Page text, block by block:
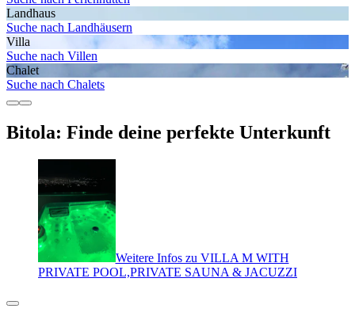
Landhaus
Suche nach Landhäusern
Villa
Suche nach Villen
Chalet
Suche nach Chalets
Bitola: Finde deine perfekte Unterkunft
Weitere Infos zu VILLA M WITH
PRIVATE POOL,PRIVATE SAUNA & JACUZZI